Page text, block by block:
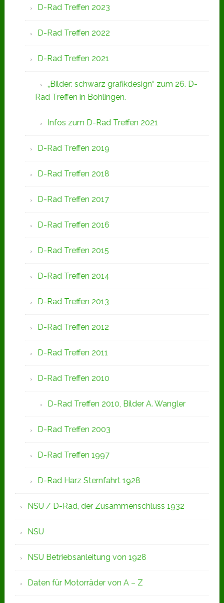
D-Rad Treffen 2023
D-Rad Treffen 2022
D-Rad Treffen 2021
„Bilder: schwarz grafikdesign“ zum 26. D-
Rad Treffen in Bohlingen.
Infos zum D-Rad Treffen 2021
D-Rad Treffen 2019
D-Rad Treffen 2018
D-Rad Treffen 2017
D-Rad Treffen 2016
D-Rad Treffen 2015
D-Rad Treffen 2014
D-Rad Treffen 2013
D-Rad Treffen 2012
D-Rad Treffen 2011
D-Rad Treffen 2010
D-Rad Treffen 2010, Bilder A. Wangler
D-Rad Treffen 2003
D-Rad Treffen 1997
D-Rad Harz Sternfahrt 1928
NSU / D-Rad, der Zusammenschluss 1932
NSU
NSU Betriebsanleitung von 1928
Daten für Motorräder von A – Z